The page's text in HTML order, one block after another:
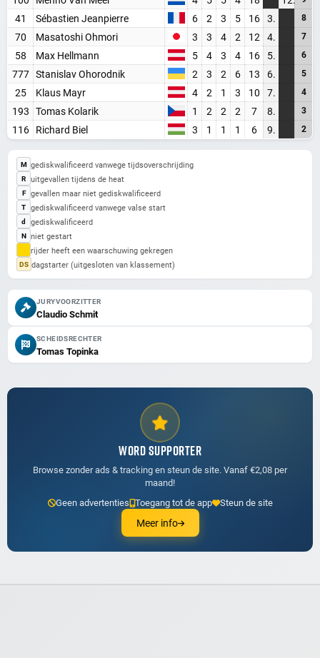
41 Sébastien Jeanpierre 6 2 3 5 16 3. 8
70 Masatoshi Ohmori 3 3 4 2 12 4. 7
58 Max Hellmann 5 4 3 4 16 5. 6
777 Stanislav Ohorodnik 2 3 2 6 13 6. 5
25 Klaus Mayr 4 2 1 3 10 7. 4
193 Tomas Kolarik 1 2 2 2 7 8. 3
116 Richard Biel 3 1 1 1 6 9. 2
M gediskwalificeerd vanwege tijdsoverschrijding
R uitgevallen tijdens de heat
F gevallen maar niet gediskwalificeerd
T gediskwalificeerd vanwege valse start
d gediskwalificeerd
N niet gestart
rijder heeft een waarschuwing gekregen
DS dagstarter (uitgesloten van klassement)
JURYVOORZITTER
Claudio Schmit
SCHEIDSRECHTER
Tomas Topinka
WORD SUPPORTER
Browse zonder ads & tracking en steun de site. Vanaf €2,08 per
maand!
Geen advertenties Toegang tot de app Steun de site
Meer info
Blijf op de hoogte van alle baansport evenementen
Maak een gratis account aan
Word Supporter, zonder advertenties & tracking
Steun de site